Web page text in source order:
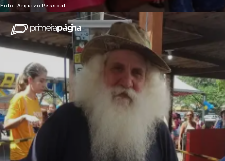
Foto: Arquivo Pessoal